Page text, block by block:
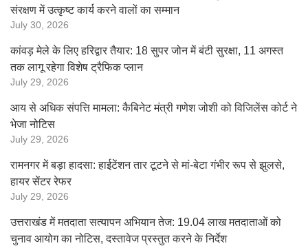
संरक्षण में उत्कृष्ट कार्य करने वालों का सम्मान
July 30, 2026
कांवड़ मेले के लिए हरिद्वार तैयार: 18 सुपर जोन में बंटी सुरक्षा, 11 अगस्त
तक लागू रहेगा विशेष ट्रैफिक प्लान
July 29, 2026
आय से अधिक संपत्ति मामला: कैबिनेट मंत्री गणेश जोशी को विजिलेंस कोर्ट ने
भेजा नोटिस
July 29, 2026
रामनगर में बड़ा हादसा: हाईटेंशन तार टूटने से मां-बेटा गंभीर रूप से झुलसे,
हायर सेंटर रेफर
July 29, 2026
उत्तराखंड में मतदाता सत्यापन अभियान तेज: 19.04 लाख मतदाताओं को
चुनाव आयोग का नोटिस, दस्तावेज प्रस्तुत करने के निर्देश